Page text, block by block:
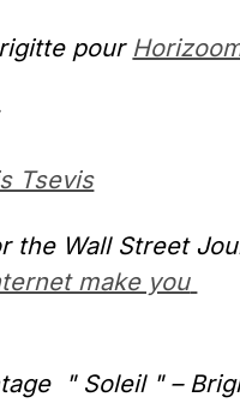
pour
Tsevis
the Wall Street
make you
" Soleil " –